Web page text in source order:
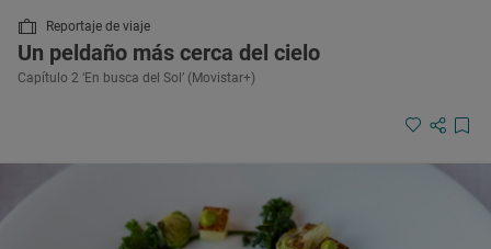
Reportaje de viaje
Un peldaño más cerca del cielo
Capítulo 2 ‘En busca del Sol’ (Movistar+)